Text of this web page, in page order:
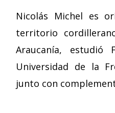
Nicolás Michel es
territorio
Araucanía, estudió
Universidad de la
junto con